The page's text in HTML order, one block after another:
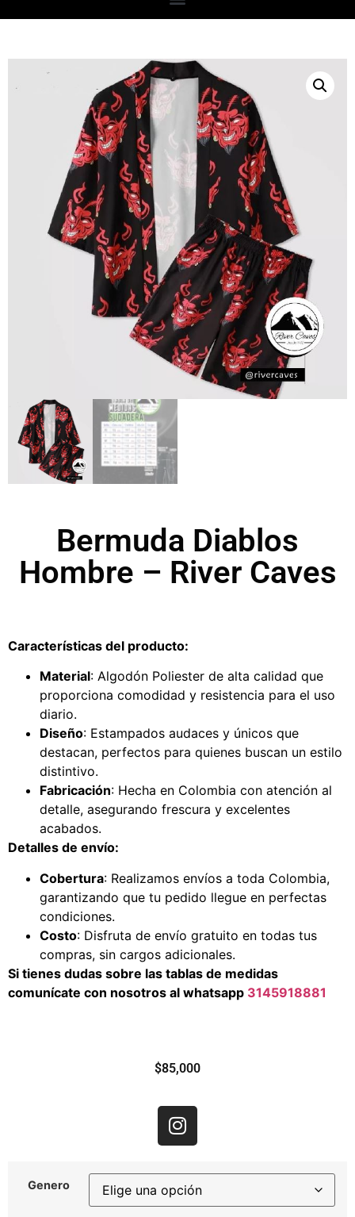
Bermuda Diablos
Hombre – River Caves
Características del producto:
Material: Algodón Poliester de alta calidad que
proporciona comodidad y resistencia para el uso
diario.
Diseño: Estampados audaces y únicos que
destacan, perfectos para quienes buscan un estilo
distintivo.
Fabricación: Hecha en Colombia con atención al
detalle, asegurando frescura y excelentes
acabados.
Detalles de envío:
Cobertura: Realizamos envíos a toda Colombia,
garantizando que tu pedido llegue en perfectas
condiciones.
Costo: Disfruta de envío gratuito en todas tus
compras, sin cargos adicionales.
Si tienes dudas sobre las tablas de medidas
comunícate con nosotros al whatsapp 3145918881
$85,000
Genero